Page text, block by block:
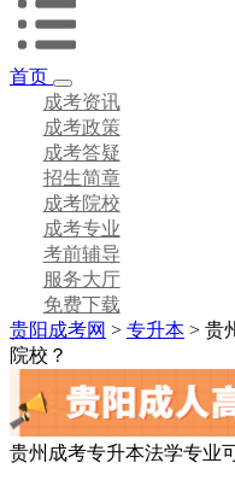
首页
成考资讯
成考政策
成考答疑
招生简章
成考院校
成考专业
考前辅导
服务大厅
免费下载
贵阳成考网 > 专升本 > 贵
院校？
贵州成考专升本法学专业